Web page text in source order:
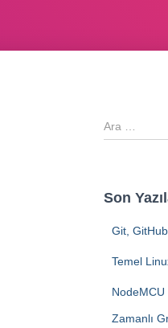
A
r
a
Son
Git,
Temel
Zamanlı